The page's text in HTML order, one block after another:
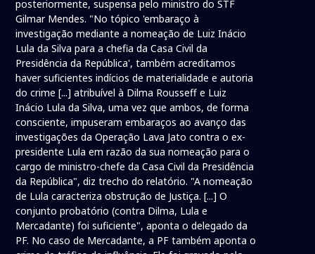
posteriormente, suspensa pelo ministro do STF
Gilmar Mendes. "No tópico 'embaraço à
investigação mediante a nomeação de Luiz Inácio
Lula da Silva para a chefia da Casa Civil da
Presidência da República', também acreditamos
haver suficientes indícios de materialidade e autoria
do crime [...] atribuível à Dilma Rousseff e Luiz
Inácio Lula da Silva, uma vez que ambos, de forma
consciente, impuseram embaraços ao avanço das
investigações da Operação Lava Jato contra o ex-
presidente Lula em razão da sua nomeação para o
cargo de ministro-chefe da Casa Civil da Presidência
da República", diz trecho do relatório. "A nomeação
de Lula caracteriza obstrução de Justiça. [...] O
conjunto probatório (contra Dilma, Lula e
Mercadante) foi suficiente", aponta o delegado da
PF. No caso de Mercadante, a PF também aponta o